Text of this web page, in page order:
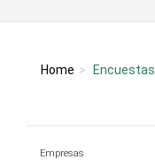
Home Encuestas
Empresas